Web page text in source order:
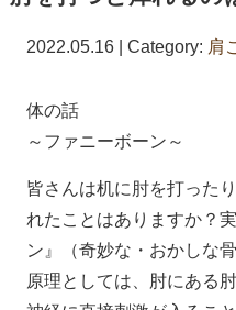
2022.05.16 | Category: 肩
体の話
～ファニーボーン～
皆さんは机に肘を打った
れたことはありますか？
ン』（奇妙な・おかしな
原理としては、肘にある